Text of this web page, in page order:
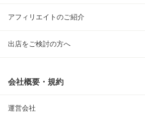
アフィリエイトのご紹介
出店をご検討の方へ
会社概要・規約
運営会社